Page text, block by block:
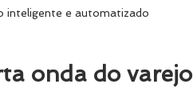
inteligente e automatizado
onda do varejo